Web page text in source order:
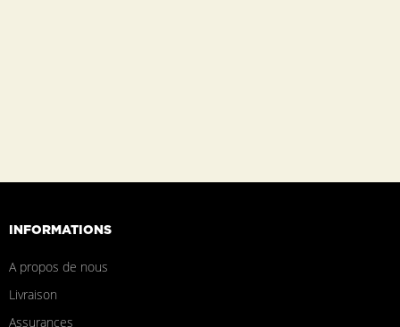
INFORMATIONS
A propos de nous
Livraison
Assurances